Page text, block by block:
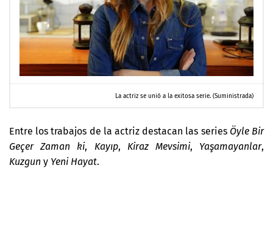
La actriz se unió a la exitosa serie. (Suministrada)
Entre los trabajos de la actriz destacan las series Öyle Bir
Geçer Zaman ki, Kayıp, Kiraz Mevsimi, Yaşamayanlar,
Kuzgun y Yeni Hayat.